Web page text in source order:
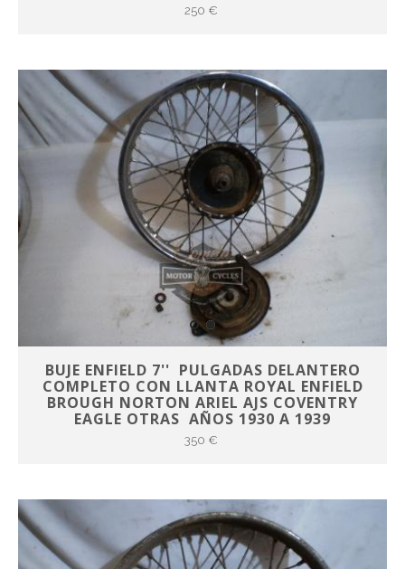
250 €
BUJE ENFIELD 7'' PULGADAS DELANTERO
COMPLETO CON LLANTA ROYAL ENFIELD
BROUGH NORTON ARIEL AJS COVENTRY
EAGLE OTRAS AÑOS 1930 A 1939
350 €